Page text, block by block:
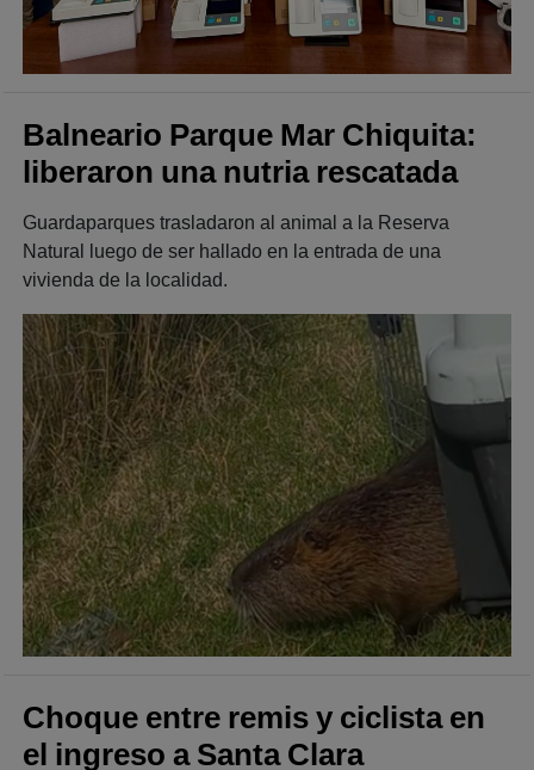
Balneario Parque Mar Chiquita:
liberaron una nutria rescatada
Guardaparques trasladaron al animal a la Reserva
Natural luego de ser hallado en la entrada de una
vivienda de la localidad.
Choque entre remis y ciclista en
el ingreso a Santa Clara